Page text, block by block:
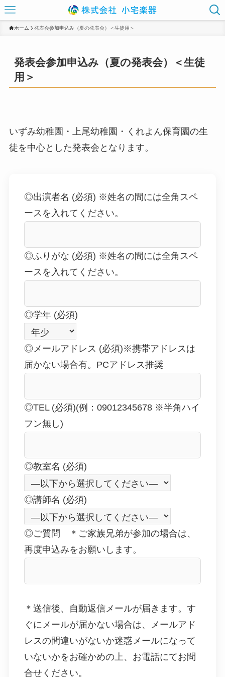
ホーム 発表会参加申込み（夏の発表会）＜生徒用＞
発表会参加申込み（夏の発表会）＜生徒
用＞
いずみ幼稚園・上尾幼稚園・くれよん保育園の生
徒を中心とした発表会となります。
◎出演者名 (必須) ※姓名の間には全角スペ
ースを入れてください。
◎ふりがな (必須) ※姓名の間には全角スペ
ースを入れてください。
◎学年 (必須)
◎メールアドレス (必須)※携帯アドレスは
届かない場合有。PCアドレス推奨
◎TEL (必須)(例：09012345678 ※半角ハイ
フン無し)
◎教室名 (必須)
◎講師名 (必須)
◎ご質問 ＊ご家族兄弟が参加の場合は、
再度申込みをお願いします。
＊送信後、自動返信メールが届きます。す
ぐにメールが届かない場合は、メールアド
レスの間違いがないか迷惑メールになって
いないかをお確かめの上、お電話にてお問
合せください。